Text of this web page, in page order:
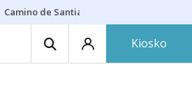
Camino de Santiago
Kiosko